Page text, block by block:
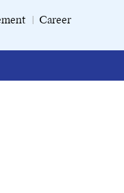
Career